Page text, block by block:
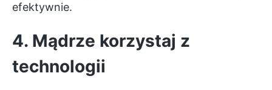
efektywnie.
4. Mądrze korzystaj z
technologii